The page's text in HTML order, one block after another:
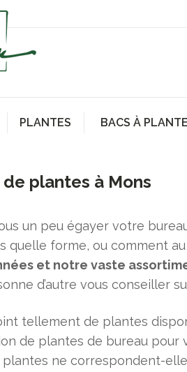
PLANTES BACS À
plantes à Mons
un peu égayer votre
quelle forme, ou comment
et notre vaste
d’autre vous conseiller
tellement de plantes
de plantes de bureau pour
plantes ne correspondent-